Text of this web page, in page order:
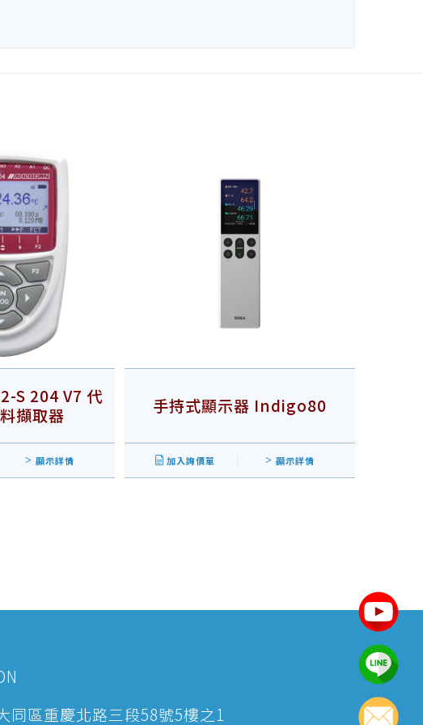
S 204 V7 代
擷取器
顯示詳情
手持式顯示器 Indigo80
加入詢價單 顯示詳情
區重慶北路三段58號5樓之1